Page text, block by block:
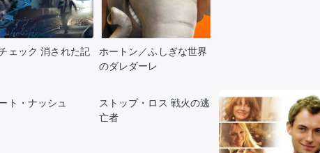
ェック 消された記
ホートン／ふしぎな世界
のダレダーレ
ト・ナッシュ
ストップ・ロス 戦火の逃
亡者